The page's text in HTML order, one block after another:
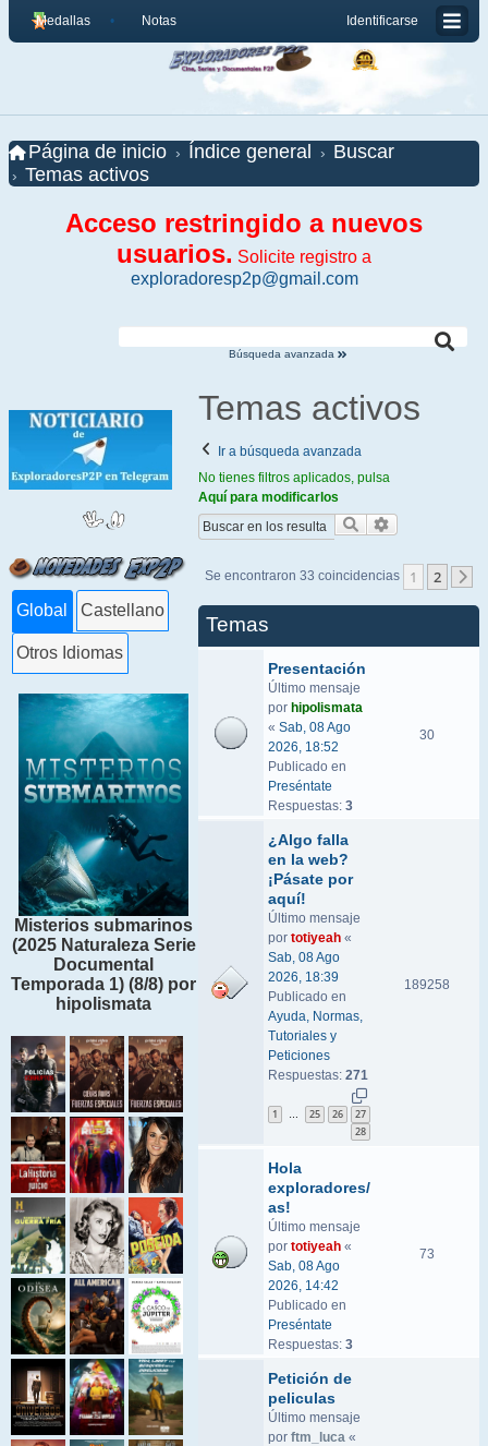
Identificarse
Medallas Notas
Página de inicio Índice general
Buscar
Temas activos
Acceso restringido a nuevos
usuarios. Solicite registro a
exploradoresp2p@gmail.com
Búsqueda avanzada
Global Castellano
Otros Idiomas
Misterios submarinos
(2025 Naturaleza Serie
Documental
Temporada 1) (8/8) por
hipolismata
Temas activos
Ir a búsqueda avanzada
No tienes filtros aplicados, pulsa
Aquí para modificarlos
Buscar
Se encontraron 33 coincidencias 1 2
Temas
Presentación
Último mensaje
por hipolismata
« Sab, 08 Ago
2026, 18:52
Publicado en
Preséntate
Respuestas: 3
30
¿Algo falla
en la web?
¡Pásate por
aquí!
Último mensaje
por totiyeah «
Sab, 08 Ago
2026, 18:39
Publicado en
Ayuda, Normas,
Tutoriales y
Peticiones
Respuestas: 271
1 25 26
27
28
189258
Hola
exploradores/
as!
Último mensaje
por totiyeah «
Sab, 08 Ago
2026, 14:42
Publicado en
Preséntate
Respuestas: 3
73
Petición de
peliculas
Último mensaje
por ftm_luca «